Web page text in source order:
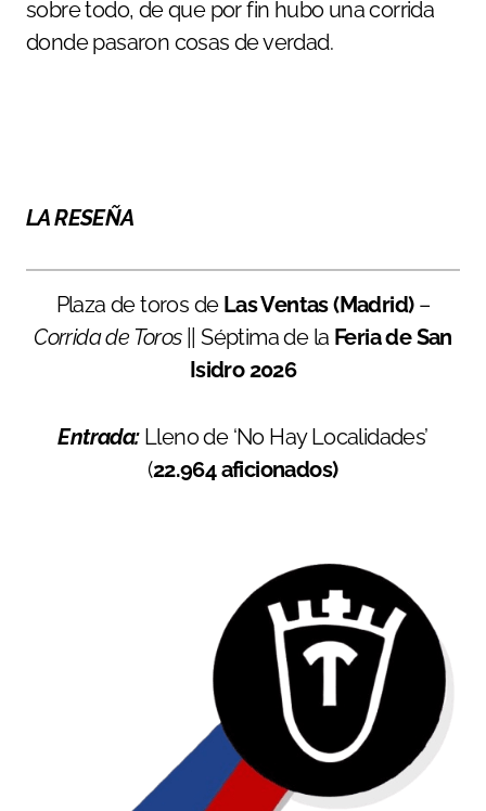
sobre todo, de que por fin hubo una corrida
donde pasaron cosas de verdad.
LA RESEÑA
Plaza de toros de Las Ventas (Madrid) –
Corrida de Toros
|| Séptima de la Feria de San
Isidro 2026
Entrada: Lleno de ‘No Hay Localidades’
(22.964 aficionados)